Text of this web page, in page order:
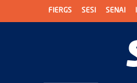
FIERGS SESI SENAI